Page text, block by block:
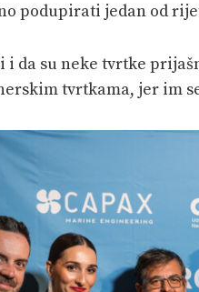
podupirati jedan od
i da su neke tvrtke
tvrtkama, jer im